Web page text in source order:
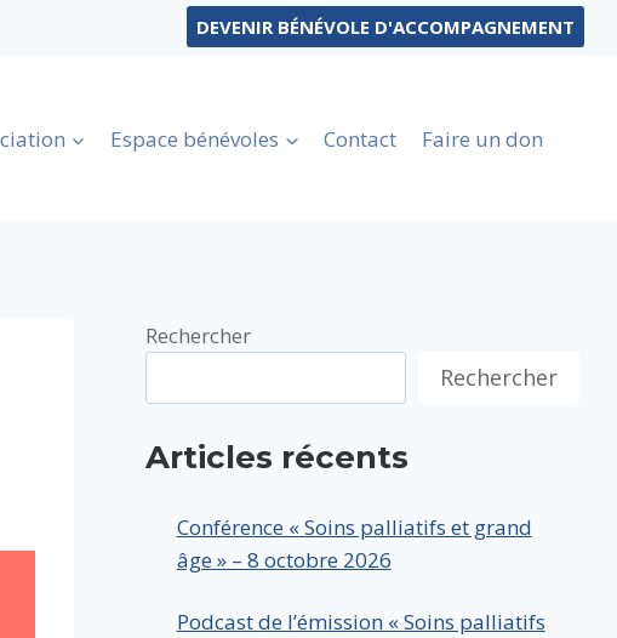
DEVENIR BÉNÉVOLE D'ACCOMPAGNEMENT
Espace bénévoles Contact Faire un don
Rechercher
Rechercher
Articles récents
Conférence « Soins palliatifs et grand
âge » – 8 octobre 2026
Podcast de l’émission « Soins palliatifs